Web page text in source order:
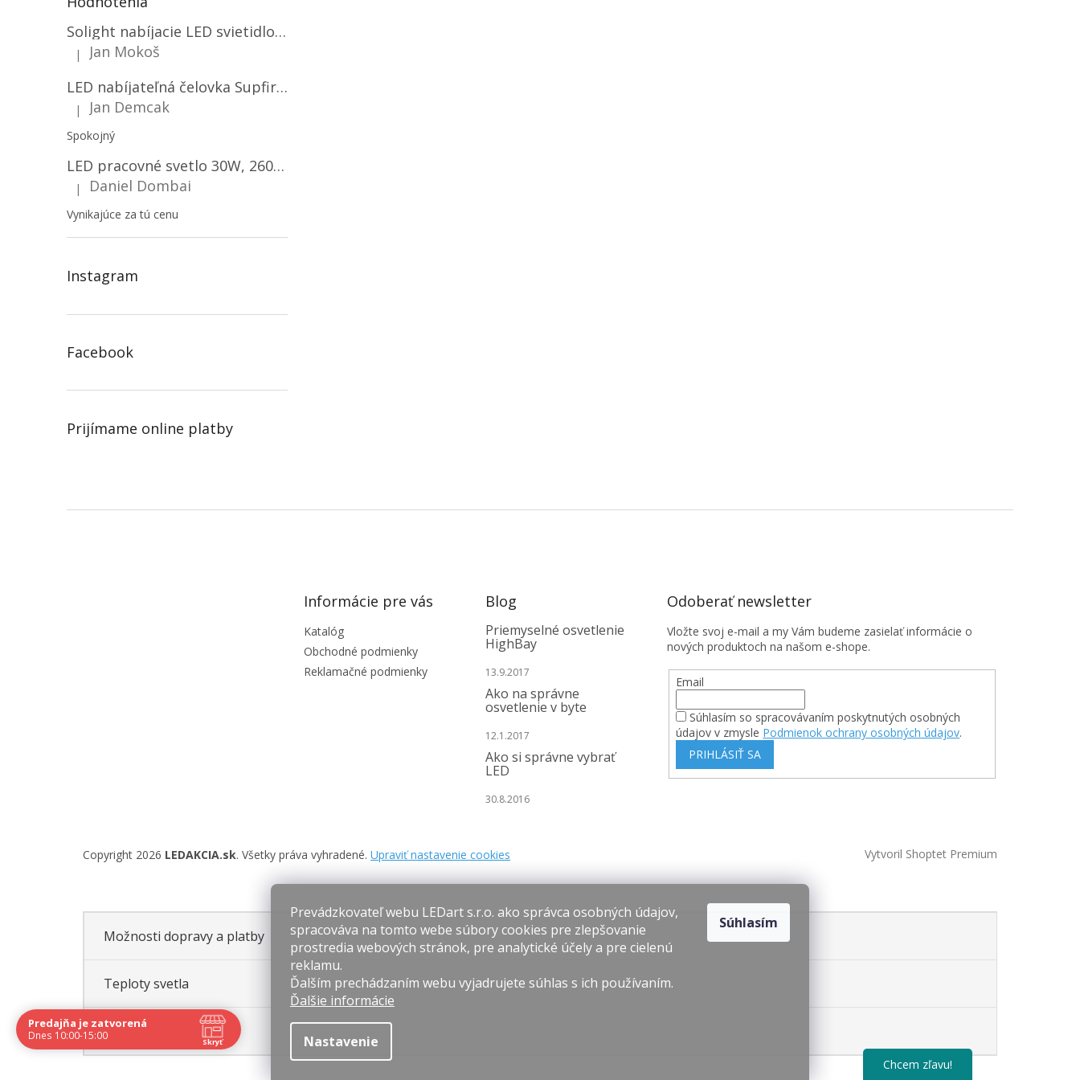
Prevádzkovateľ webu LEDart s.r.o. ako správca osobných údajov,
spracováva na tomto webe súbory cookies pre zlepšovanie
prostredia webových stránok, pre analytické účely a pre cielenú
reklamu.
Ďalším prechádzaním webu vyjadrujete súhlas s ich používaním.
Ďalšie informácie
Nastavenie
Súhlasím
Solight nabíjacie LED svietidlo, 600lm, 2200mAh Li-Ion, USB nabíjanie [WN22]
Hodnotenie produktu je 5 z 5 hviezdičiek.
|
Jan Mokoš
LED nabíjateľná čelovka Supfire HL06, 3 módy + SOS + senzor, nabíjanie cez Micro-USB, 5W, 500lm, 300m
Hodnotenie produktu je 5 z 5 hviezdičiek.
| Jan Demcak
Spokojný
LED pracovné svetlo 30W, 2600LM, 12V/24V, IP67/2-PACK! [LB0087]
Hodnotenie produktu je 5 z 5 hviezdičiek.
| Daniel Dombai
Vynikajúce za tú cenu
Instagram
Facebook
Prijímame online platby
Informácie pre vás
Katalóg
Obchodné podmienky
Reklamačné podmienky
Blog
Priemyselné osvetlenie
HighBay
13.9.2017
Ako na správne
osvetlenie v byte
12.1.2017
Ako si správne vybrať
LED
30.8.2016
Odoberať newsletter
Vložte svoj e-mail a my Vám budeme zasielať informácie o
nových produktoch na našom e-shope.
Email
Súhlasím so spracovávaním poskytnutých osobných
údajov v zmysle Podmienok ochrany osobných údajov.
PRIHLÁSIŤ SA
Vytvoril Shoptet Premium
Copyright 2026 LEDAKCIA.sk. Všetky práva vyhradené. Upraviť nastavenie cookies
Možnosti dopravy a platby
Teploty svetla
Hodnotenie obchodu
Predajňa je zatvorená
Dnes 10:00-15:00
Skryť
Navštívte nás osobne Chcem zľavu!